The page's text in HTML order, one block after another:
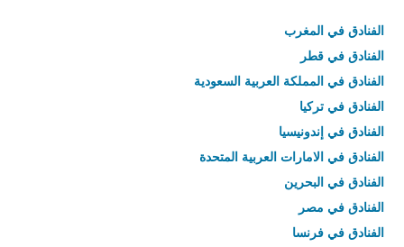
الفنادق في المغرب
الفنادق في قطر
الفنادق في المملكة العربية السعودية
الفنادق في تركيا
الفنادق في إندونيسيا
الفنادق في الامارات العربية المتحدة
الفنادق في البحرين
الفنادق في مصر
الفنادق في فرنسا